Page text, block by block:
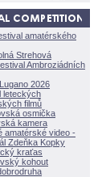
amatérského
Strehov
Ambroziádních
2026
leteckých
filmů
osmička
kamera
amatérské video -
Zdeňka Kopky
kraťas
kohout